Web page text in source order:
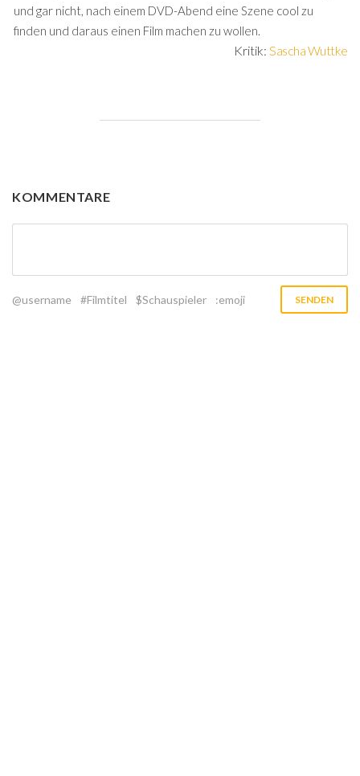
und gar nicht, nach einem DVD-Abend eine Szene cool zu
finden und daraus einen Film machen zu wollen.
Kritik:Sascha Wuttke
KOMMENTARE
@username #Filmtitel $Schauspieler :emoji